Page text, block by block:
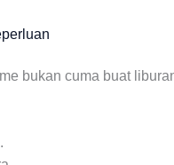
bukan cuma buat